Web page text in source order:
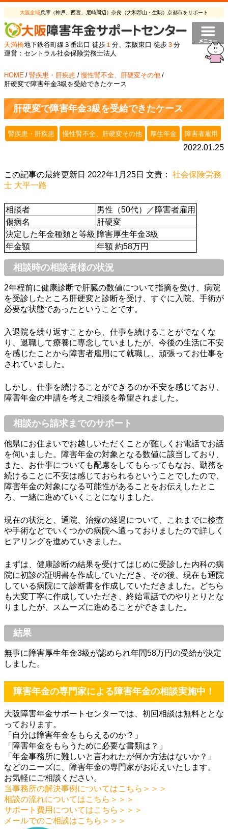
大阪全域兵庫（神戸、西宮、尼崎周辺）奈良（大和郡山・生駒）京都市をサポート
天満橋地下鉄谷町線３番出口 徒歩 １ 分、京阪東口 徒歩 ３ 分
運営：セントラル社会保険労務士法人
HOME / 腎疾患・肝疾患 / 慢性腎不全、肝硬変その他 /
肝硬変で障害年金3級を受給できたケース
肝硬変で障害年金3級を受給できたケース
腎疾患・肝疾患 慢性腎不全、肝硬変その他 厚生年金 障害者雇用
2022.01.25
この記事の最終更新日 2022年1月25日 文責： 社会保険労務
士 大平一路
相談者
男性（50代）／障害者雇用
傷病名
肝硬変
決定した年金種類と等級 障害厚生年金3級
年金額
年額 約58万円
相談時の相談者様の状況
2年程前に健康診断で肝臓の数値について指摘を受け、病院
を受診したところ肝硬変と診断を受け、すぐに入院、手術が
必要な状態であったということです。
入退院を繰り返すことから、仕事を続けることがでなくな
り、退職して療養に専念していましたが、今後の生活に不安
を感じたことから障害者雇用にて就職し、頑張ってお仕事を
されていました。
しかし、仕事を続けることができるのか不安を感じており、
障害年金の申請を考えご相談を希望されました。
相談から請求までのサポート
他県にお住まいでお越しいただくことが難しくお電話でお話
を伺いました。障害年金の対象となる数値に該当しており、
また、お仕事についても配慮をしてもらってもなお、勤務を
続けることに不安は感じておられるということでしたので、
障害年金の対象になる可能性があることをお伝えしたとこ
ろ、一緒に進めていくことになりました。
現在の状況と、通院、治療の経過について、これまでに検査
や手術などでいくつかの病院へ通っておりましたので詳しく
ヒアリングを進めていきました。
まずは、健康診断の結果を受けてはじめに受診した内科の病
院に初診の証明書を作成していただき、その後、現在も通院
している病院にて診断書を作成していただきました。どちら
も大変丁寧に作成していただき、終始電話でのやりとりとな
りましたが、スムーズに進めることができました。
結果
無事に障害厚生年金3級が認められ年間58万円の受給が決定
しました。
障害年金の専門家による障害年金の相談実施中！
大阪障害年金サポートセンターでは、初回相談は無料ととな
っております。
「自分は障害年金をもらえるのか？」
「障害年金をもらうために必要な書類は？」
「年金事務所に難しいと言われたが何か方法はないか？」
などのニーズに、障害年金の専門家がお応えいたします。
お気軽にご相談ください。
当事務所の解決事例についてはこちら＞＞＞
相談の流れについてはこちら＞＞＞
サポート費用についてはこちら＞＞＞
メールでのご相談はこちら＞＞＞